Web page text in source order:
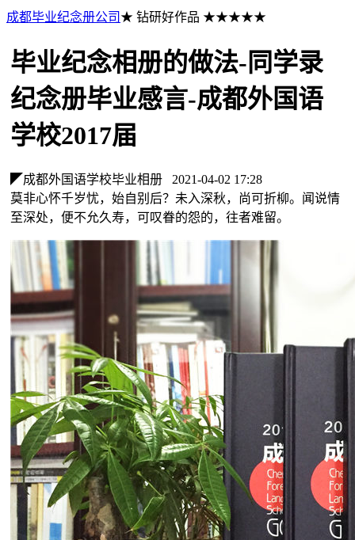
成都毕业纪念册公司 ★ 钻研好作品 ★★★★★
毕业纪念相册的做法-同学录
纪念册毕业感言-成都外国语
学校2017届
◤成都外国语学校毕业相册
2021-04-02 17:28
莫非心怀千岁忧，始自别后？未入深秋，尚可折柳。闻说情
至深处，便不允久寿，可叹眷的怨的，往者难留。